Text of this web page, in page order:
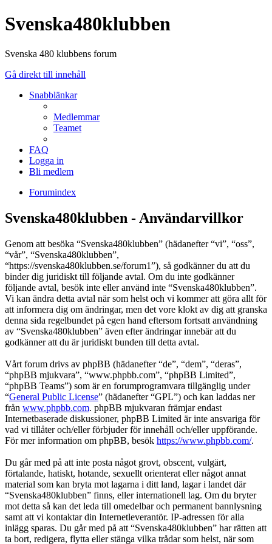
Svenska480klubben
Svenska 480 klubbens forum
Gå direkt till innehåll
Snabblänkar
Medlemmar
Teamet
FAQ
Logga in
Bli medlem
Forumindex
Svenska480klubben - Användarvillkor
Genom att besöka “Svenska480klubben” (hädanefter “vi”, “oss”,
“vår”, “Svenska480klubben”,
“https://svenska480klubben.se/forum1”), så godkänner du att du
binder dig juridiskt till följande avtal. Om du inte godkänner
följande avtal, besök inte eller använd inte “Svenska480klubben”.
Vi kan ändra detta avtal när som helst och vi kommer att göra allt för
att informera dig om ändringar, men det vore klokt av dig att granska
denna sida regelbundet på egen hand eftersom fortsatt användning
av “Svenska480klubben” även efter ändringar innebär att du
godkänner att du är juridiskt bunden till detta avtal.
Vårt forum drivs av phpBB (hädanefter “de”, “dem”, “deras”,
“phpBB mjukvara”, “www.phpbb.com”, “phpBB Limited”,
“phpBB Teams”) som är en forumprogramvara tillgänglig under
“General Public License” (hädanefter “GPL”) och kan laddas ner
från www.phpbb.com. phpBB mjukvaran främjar endast
Internetbaserade diskussioner, phpBB Limited är inte ansvariga för
vad vi tillåter och/eller förbjuder för innehåll och/eller uppförande.
För mer information om phpBB, besök https://www.phpbb.com/.
Du går med på att inte posta något grovt, obscent, vulgärt,
förtalande, hatiskt, hotande, sexuellt orienterat eller något annat
material som kan bryta mot lagarna i ditt land, lagar i landet där
“Svenska480klubben” finns, eller internationell lag. Om du bryter
mot detta så kan det leda till omedelbar och permanent bannlysning
samt att vi kontaktar din Internetleverantör. IP-adressen för alla
inlägg sparas. Du går med på att “Svenska480klubben” har rätten att
ta bort, redigera, flytta eller stänga vilka trådar som helst, när som